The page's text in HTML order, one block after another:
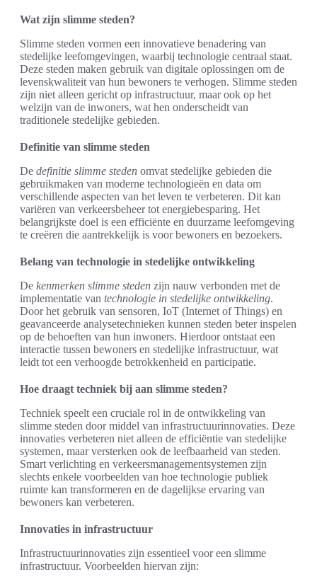
Wat zijn slimme steden?
Slimme steden vormen een innovatieve benadering van
stedelijke leefomgevingen, waarbij technologie centraal staat.
Deze steden maken gebruik van digitale oplossingen om de
levenskwaliteit van hun bewoners te verhogen. Slimme steden
zijn niet alleen gericht op infrastructuur, maar ook op het
welzijn van de inwoners, wat hen onderscheidt van
traditionele stedelijke gebieden.
Definitie van slimme steden
De definitie slimme steden omvat stedelijke gebieden die
gebruikmaken van moderne technologieën en data om
verschillende aspecten van het leven te verbeteren. Dit kan
variëren van verkeersbeheer tot energiebesparing. Het
belangrijkste doel is een efficiënte en duurzame leefomgeving
te creëren die aantrekkelijk is voor bewoners en bezoekers.
Belang van technologie in stedelijke ontwikkeling
De kenmerken slimme steden zijn nauw verbonden met de
implementatie van technologie in stedelijke ontwikkeling.
Door het gebruik van sensoren, IoT (Internet of Things) en
geavanceerde analysetechnieken kunnen steden beter inspelen
op de behoeften van hun inwoners. Hierdoor ontstaat een
interactie tussen bewoners en stedelijke infrastructuur, wat
leidt tot een verhoogde betrokkenheid en participatie.
Hoe draagt techniek bij aan slimme steden?
Techniek speelt een cruciale rol in de ontwikkeling van
slimme steden door middel van infrastructuurinnovaties. Deze
innovaties verbeteren niet alleen de efficiëntie van stedelijke
systemen, maar versterken ook de leefbaarheid van steden.
Smart verlichting en verkeersmanagementsystemen zijn
slechts enkele voorbeelden van hoe technologie publiek
ruimte kan transformeren en de dagelijkse ervaring van
bewoners kan verbeteren.
Innovaties in infrastructuur
Infrastructuurinnovaties zijn essentieel voor een slimme
infrastructuur. Voorbeelden hiervan zijn: